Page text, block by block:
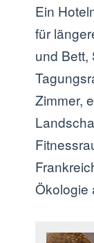
Ein
für
und Bett,
Zimmer,
Ökologie